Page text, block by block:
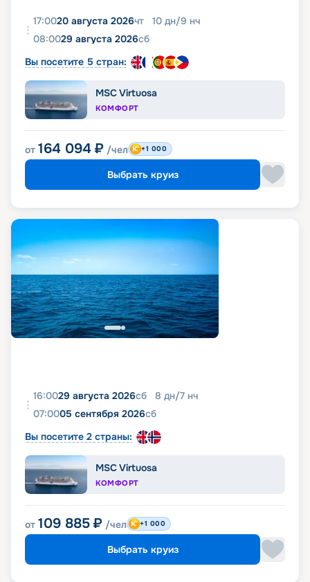
17:0020 августа 2026чт 10 дн/9 нч
08:0029 августа 2026сб
Вы посетите 5 стран:
MSC Virtuosa
КОМФОРТ
от 164 094 ₽ /чел +1 000
Выбрать круиз
16:0029 августа 2026сб 8 дн/7 нч
07:0005 сентября 2026сб
Вы посетите 2 страны:
MSC Virtuosa
КОМФОРТ
от 109 885 ₽ /чел +1 000
Выбрать круиз